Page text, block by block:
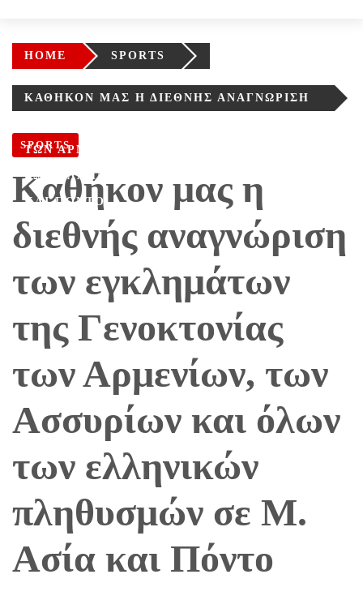
HOME SPORTS
ΚΑΘΉΚΟΝ ΜΑΣ Η ΔΙΕΘΝΉΣ ΑΝΑΓΝΏΡΙΣΗ
ΤΩΝ ΑΡΜΕΝΊΩΝ, ΤΩΝ ΑΣΣΥΡΊΩΝ ΚΑΙ ΌΛΩΝ
ΤΩΝ ΕΛΛΗΝΙΚΏΝ ΠΛΗΘΥΣΜΏΝ ΣΕ Μ. ΑΣΊΑ
ΚΑΙ ΠΌΝΤΟ
SPORTS
Καθήκον μας η
διεθνής αναγνώριση
των εγκλημάτων
της Γενοκτονίας
των Αρμενίων, των
Ασσυρίων και όλων
των ελληνικών
πληθυσμών σε Μ.
Ασία και Πόντο